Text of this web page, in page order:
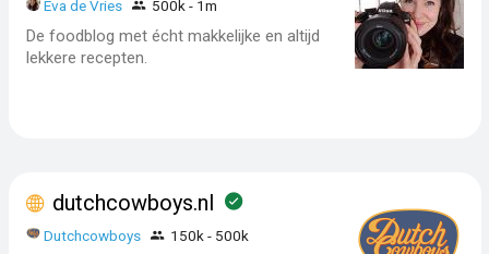
Eva de Vries 500k - 1m
De foodblog met écht makkelijke en altijd
lekkere recepten.
dutchcowboys.nl
Dutchcowboys 150k - 500k